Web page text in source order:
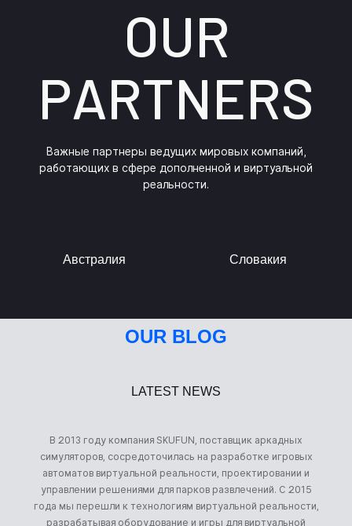
OUR
PARTNERS
Важные партнеры ведущих мировых компаний,
работающих в сфере дополненной и виртуальной
реальности.
Австралия Словакия
OUR BLOG
LATEST NEWS
В 2013 году компания SKUFUN, поставщик аркадных
симуляторов, сосредоточилась на разработке игровых
автоматов виртуальной реальности, проектировании и
управлении решениями для парков развлечений. С 2015
года мы перешли к технологиям виртуальной реальности,
разрабатывая оборудование и игры для виртуальной